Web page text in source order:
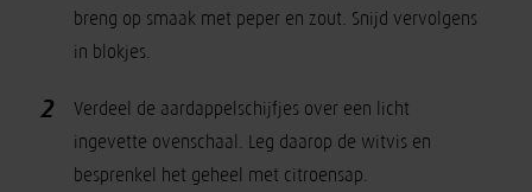
breng op smaak met peper en zout. Snijd vervolgens
in blokjes.
2
Verdeel de aardappelschijfjes over een licht
ingevette ovenschaal. Leg daarop de witvis en
besprenkel het geheel met citroensap.